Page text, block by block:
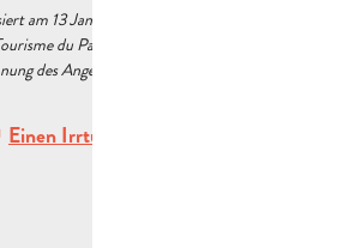
am 13 Januar 2026 Um 16:23
du Pays d’Aubagne et de l’Étoile
des Angebots :
Einen Irrtum angeben